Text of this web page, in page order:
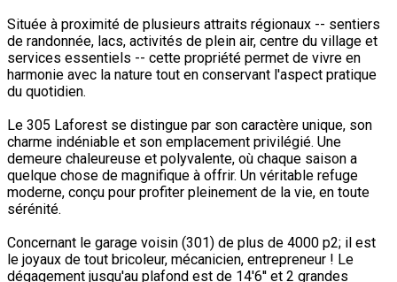
Située à proximité de plusieurs attraits régionaux -- sentiers
de randonnée, lacs, activités de plein air, centre du village et
services essentiels -- cette propriété permet de vivre en
harmonie avec la nature tout en conservant l'aspect pratique
du quotidien.
Le 305 Laforest se distingue par son caractère unique, son
charme indéniable et son emplacement privilégié. Une
demeure chaleureuse et polyvalente, où chaque saison a
quelque chose de magnifique à offrir. Un véritable refuge
moderne, conçu pour profiter pleinement de la vie, en toute
sérénité.
Concernant le garage voisin (301) de plus de 4000 p2; il est
le joyaux de tout bricoleur, mécanicien, entrepreneur ! Le
dégagement jusqu'au plafond est de 14'6'' et 2 grandes